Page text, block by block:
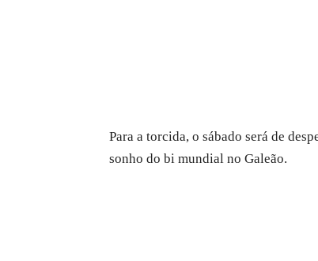
Para a torcida, o sábado será de
sonho do bi mundial no Galeão.